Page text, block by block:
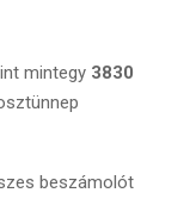
mintegy 3830
beszámolót